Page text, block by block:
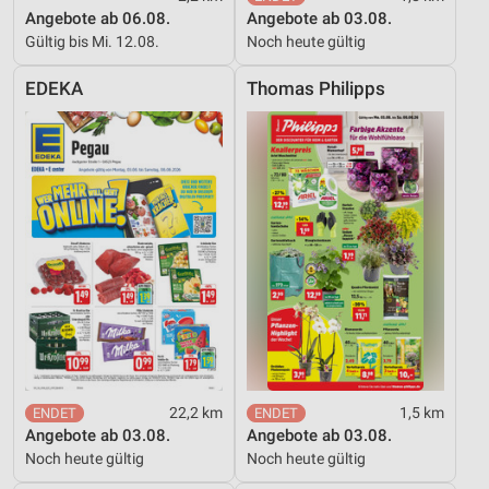
Angebote ab 06.08.
Gültig bis Mi. 12.08.
Angebote ab 03.08.
Noch heute gültig
EDEKA
22,2 km
Angebote ab 03.08.
Noch heute gültig
Thomas Philipps
1,5 km
Angebote ab 03.08.
Noch heute gültig
IAB-Besonderheiten:
Geräte anhand von aktiv angeforderten
Informationen identifizieren
Nicht-IAB-Verarbeitungszwecke:
Notwendig
Performance
Funktional
Werbung